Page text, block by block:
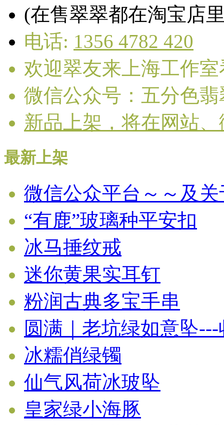
(在售翠翠都在淘宝店
电话: 1356 4782 420
欢迎翠友来上海工作
微信公众号：五分色翡
新品上架，将在网站
最新上架
微信公众平台～～及
“有鹿”玻璃种平安扣
冰马捶纹戒
迷你黄果实耳钉
粉润古典多宝手串
圆满｜老坑绿如意坠
冰糯俏绿镯
仙气风荷冰玻坠
皇家绿小海豚